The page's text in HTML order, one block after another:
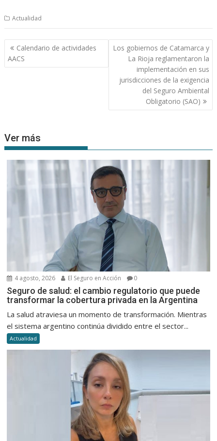
Actualidad
Navegación
de
entradas
Calendario de actividades
AACS
Los gobiernos de Catamarca y
La Rioja reglamentaron la
implementación en sus
jurisdicciones de la exigencia
del Seguro Ambiental
Obligatorio (SAO)
Ver más
4 agosto, 2026 El Seguro en Acción 0
Seguro de salud: el cambio regulatorio que puede
transformar la cobertura privada en la Argentina
La salud atraviesa un momento de transformación. Mientras
el sistema argentino continúa dividido entre el sector...
Actualidad